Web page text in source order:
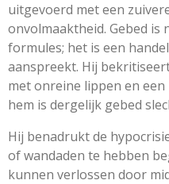
uitgevoerd met een
onvolmaaktheid. Gebed
formules; het is een
aanspreekt. Hij
met onreine lippen en
hem is dergelijk gebed
Hij benadrukt de
of wandaden te hebben
kunnen verlossen door